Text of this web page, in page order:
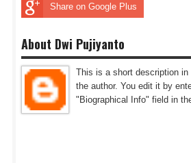
Share on Google Plus
About Dwi Pujiyanto
This is a short description
the author. You edit it by
"Biographical Info" field in